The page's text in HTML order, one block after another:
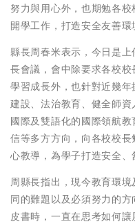
努力與用心外，也期勉各
開學工作，打造安全友善環
縣長周春米表示，今日是
長會議，會中除要求各校
學習成長外，也針對近幾
建設、法治教育、健全師
國際及雙語化的國際領航
信等多方方向，向各校校
心教導，為學子打造安全、
周縣長指出，現今教育環
同的難題以及必須努力的
皮書時，一直在思考如何